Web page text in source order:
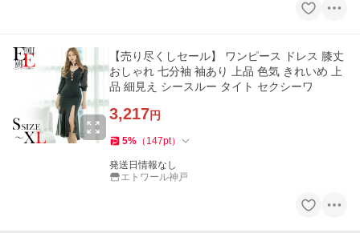
【売り尽くしセール】 ワンピース ドレス 膝丈
おしゃれ 七分袖 袖あり 上品 色気 きれいめ 上
品 細見え シースルー タイト セクシーワ
3,217円
5% （ 147pt）
発送日情報なし
エトワール神戸